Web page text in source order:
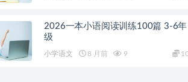
2026一本小语阅读训练100篇 3-6年
级
小学语文 8 月前 9